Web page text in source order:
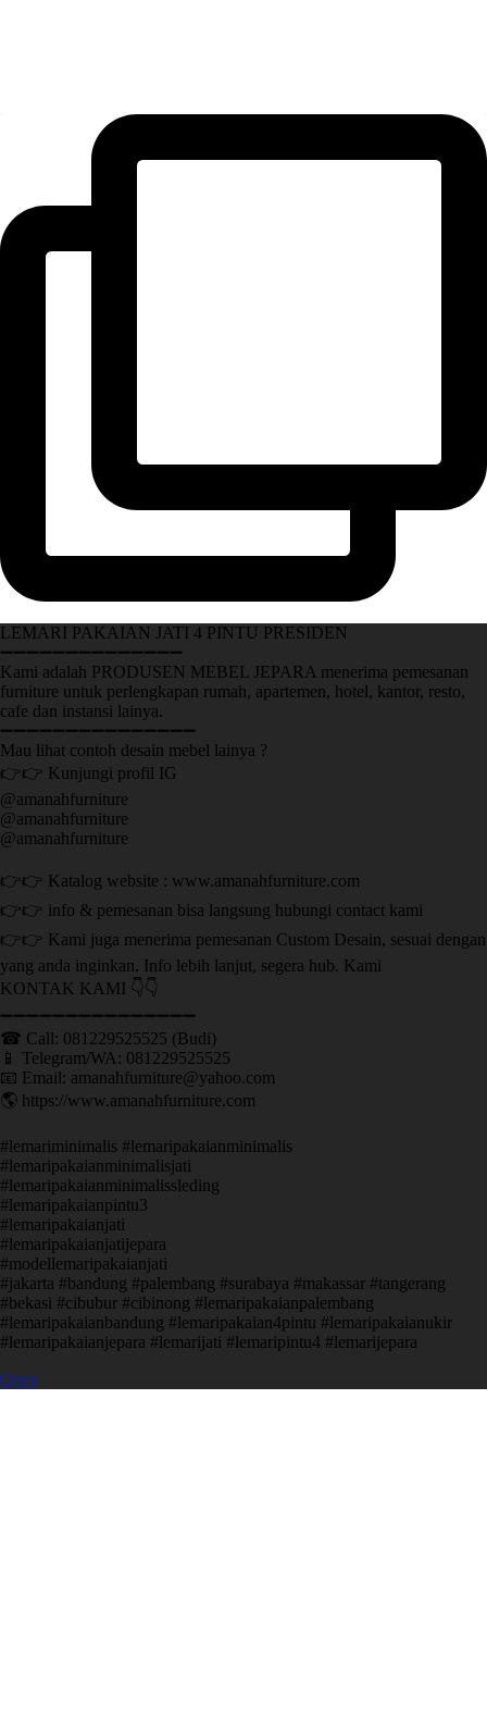
LEMARI PAKAIAN JATI 4 PINTU PRESIDEN
➖➖➖➖➖➖➖➖➖➖➖➖➖➖
Kami adalah PRODUSEN MEBEL JEPARA menerima pemesanan
furniture untuk perlengkapan rumah, apartemen, hotel, kantor, resto,
cafe dan instansi lainya.
➖➖➖➖➖➖➖➖➖➖➖➖➖➖➖
Mau lihat contoh desain mebel lainya ?
👉👉 Kunjungi profil IG
@amanahfurniture
@amanahfurniture
@amanahfurniture
👉👉 Katalog website : www.amanahfurniture.com
👉👉 info & pemesanan bisa langsung hubungi contact kami
👉👉 Kami juga menerima pemesanan Custom Desain, sesuai dengan
yang anda inginkan. Info lebih lanjut, segera hub. Kami
KONTAK KAMI 👇👇
➖➖➖➖➖➖➖➖➖➖➖➖➖➖➖ ㅤ
☎ Call: 081229525525 (Budi)
📱 Telegram/WA: 081229525525
📧 Email: amanahfurniture@yahoo.com
🌎 https://www.amanahfurniture.com
#lemariminimalis #lemaripakaianminimalis
#lemaripakaianminimalisjati
#lemaripakaianminimalissleding
#lemaripakaianpintu3
#lemaripakaianjati
#lemaripakaianjatijepara
#modellemaripakaianjati
#jakarta #bandung #palembang #surabaya #makassar #tangerang
#bekasi #cibubur #cibinong #lemaripakaianpalembang
#lemaripakaianbandung #lemaripakaian4pintu #lemaripakaianukir
#lemaripakaianjepara #lemarijati #lemaripintu4 #lemarijepara
Open